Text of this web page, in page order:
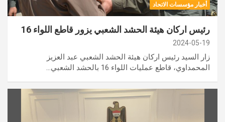
أخبار مؤسسات الاتحاد
رئيس اركان هيئة الحشد الشعبي يزور قاطع اللواء 16
2024-05-19
زار السيد رئيس اركان هيئة الحشد الشعبي عبد العزيز
المحمداوي، قاطع عمليات اللواء 16 بالحشد الشعبي…